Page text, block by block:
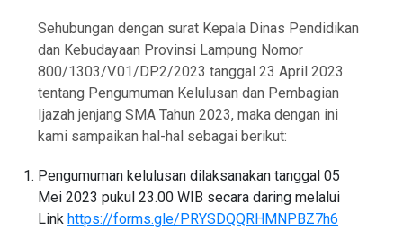
Sehubungan dengan surat Kepala Dinas Pendidikan
dan Kebudayaan Provinsi Lampung Nomor
800/1303/V.01/DP.2/2023 tanggal 23 April 2023
tentang Pengumuman Kelulusan dan Pembagian
Ijazah jenjang SMA Tahun 2023, maka dengan ini
kami sampaikan hal-hal sebagai berikut:
Pengumuman kelulusan dilaksanakan tanggal 05
Mei 2023 pukul 23.00 WIB secara daring melalui
Link https://forms.gle/PRYSDQQRHMNPBZ7h6